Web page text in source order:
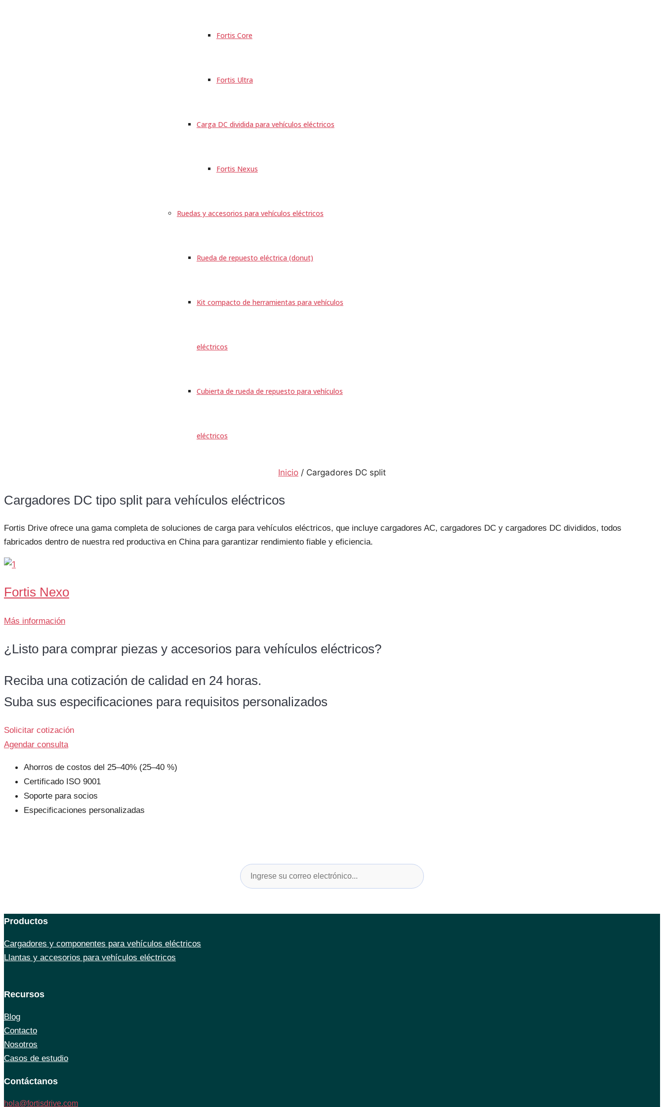
Fortis Core
Fortis Ultra
Carga DC dividida para vehículos eléctricos
Fortis Nexus
Ruedas y accesorios para vehículos eléctricos
Rueda de repuesto eléctrica (donut)
Kit compacto de herramientas para vehículos
eléctricos
Cubierta de rueda de repuesto para vehículos
eléctricos
Inicio / Cargadores DC split
Cargadores DC tipo split para vehículos eléctricos
Fortis Drive ofrece una gama completa de soluciones de carga para vehículos eléctricos, que incluye cargadores AC, cargadores DC y cargadores DC divididos, todos
fabricados dentro de nuestra red productiva en China para garantizar rendimiento fiable y eficiencia.
Fortis Nexo
Más información
¿Listo para comprar piezas y accesorios para vehículos eléctricos?
Reciba una cotización de calidad en 24 horas.
Suba sus especificaciones para requisitos personalizados
Solicitar cotización
Agendar consulta
Ahorros de costos del 25–40% (25–40 %)
Certificado ISO 9001
Soporte para socios
Especificaciones personalizadas
Productos
Cargadores y componentes para vehículos eléctricos
Llantas y accesorios para vehículos eléctricos
Recursos
Blog
Contacto
Nosotros
Casos de estudio
Contáctanos
hola@fortisdrive.com